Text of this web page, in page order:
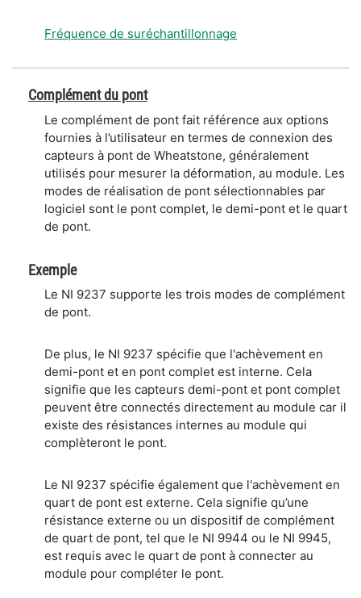
Fréquence de suréchantillonnage
Complément du pont
Le complément de pont fait référence aux options
fournies à l’utilisateur en termes de connexion des
capteurs à pont de Wheatstone, généralement
utilisés pour mesurer la déformation, au module. Les
modes de réalisation de pont sélectionnables par
logiciel sont le pont complet, le demi-pont et le quart
de pont.
Exemple
Le NI 9237 supporte les trois modes de complément
de pont.
De plus, le NI 9237 spécifie que l'achèvement en
demi-pont et en pont complet est interne. Cela
signifie que les capteurs demi-pont et pont complet
peuvent être connectés directement au module car il
existe des résistances internes au module qui
complèteront le pont.
Le NI 9237 spécifie également que l'achèvement en
quart de pont est externe. Cela signifie qu’une
résistance externe ou un dispositif de complément
de quart de pont, tel que le NI 9944 ou le NI 9945,
est requis avec le quart de pont à connecter au
module pour compléter le pont.